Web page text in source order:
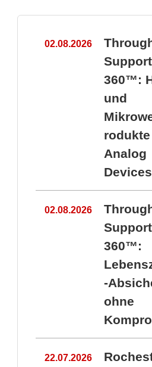
02.08.2026
Support
360™:
und
Analog
Devices
02.08.2026
Support
360™:
-
ohne
22.07.2026